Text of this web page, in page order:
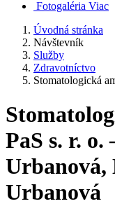
Fotogaléria Viac
Úvodná stránka
Návštevník
Služby
Zdravotníctvo
Stomatologická
PaS s. r.
Urbanová